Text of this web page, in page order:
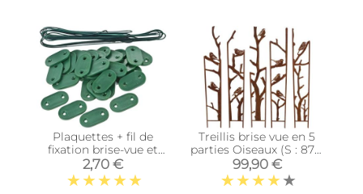
Plaquettes + fil de
fixation brise-vue et
canisses (Lot de 30)
(Vert)
2,70 €
Treillis brise vue en 5
parties Oiseaux (S : 87 x
1,5 x 117,2 cm)
99,90 €